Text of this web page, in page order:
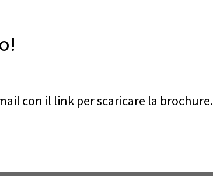
con il link per scaricare la brochure.